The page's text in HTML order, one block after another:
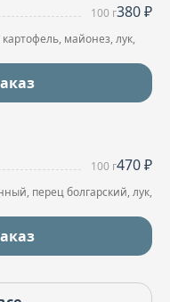
100 г380 ₽
майонез, лук,
100 г470 ₽
перец болгарский, лук,